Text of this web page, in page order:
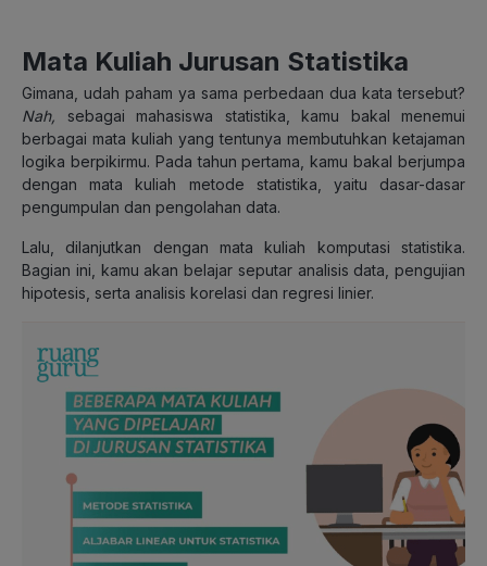
Mata Kuliah Jurusan Statistika
Gimana, udah paham ya sama perbedaan dua kata tersebut?
Nah, sebagai mahasiswa statistika, kamu bakal menemui
berbagai mata kuliah yang tentunya membutuhkan ketajaman
logika berpikirmu. Pada tahun pertama, kamu bakal berjumpa
dengan mata kuliah metode statistika, yaitu dasar-dasar
pengumpulan dan pengolahan data.
Lalu, dilanjutkan dengan mata kuliah komputasi statistika.
Bagian ini, kamu akan belajar seputar analisis data, pengujian
hipotesis, serta analisis korelasi dan regresi linier.